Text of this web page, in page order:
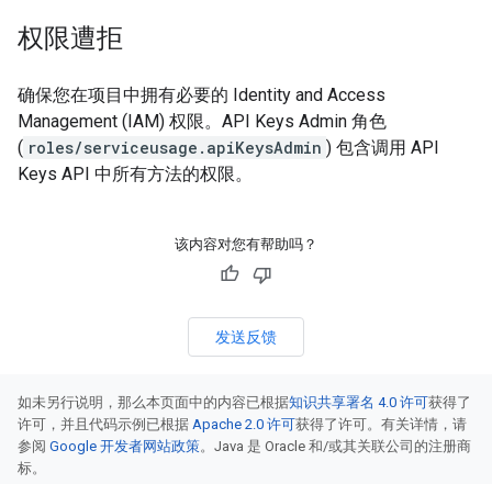
权限遭拒
确保您在项目中拥有必要的 Identity and Access
Management (IAM) 权限。API Keys Admin 角色
( roles/serviceusage.apiKeysAdmin ) 包含调用 API
Keys API 中所有方法的权限。
该内容对您有帮助吗？
发送反馈
如未另行说明，那么本页面中的内容已根据知识共享署名 4.0 许可获得了
许可，并且代码示例已根据 Apache 2.0 许可获得了许可。有关详情，请
参阅 Google 开发者网站政策。Java 是 Oracle 和/或其关联公司的注册商
标。